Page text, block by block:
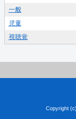
一般
児童
視聴覚
Copyright